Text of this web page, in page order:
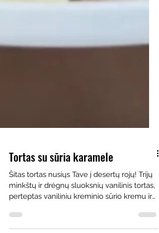
Tortas su sūria karamele
Šitas tortas nusiųs Tave į desertų rojų! Trijų
perteptas vaniliniu kreminio sūrio kremu ir
tarpuose perlietas sūria arba miso karamele